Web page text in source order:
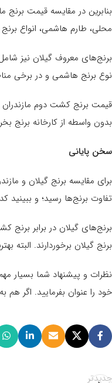
بنابرین در مقایسه قیمت برنج
محلی، طارم هاشمی، انواع
برنج‌های معروف گیلان نیز
نوع برنج هاشمی و در برخی
قیمت برنج کشت دوم
بدون واسطه از کارخانه برنج
سخن پایانی
تفاوت برنج‌ها رسید؛ و
برنج‌های گیلان در برابر برنج
برنج گیلان برخوردارند. البته
نظرات و پیشنهاد شما بسیار
خود را عنوان بفرمایید. اگر هم
جدیدتر